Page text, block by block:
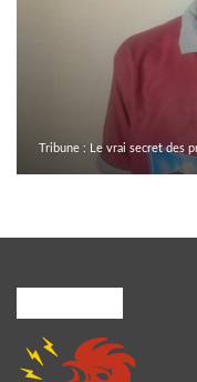
Tribune : Le vrai secret des